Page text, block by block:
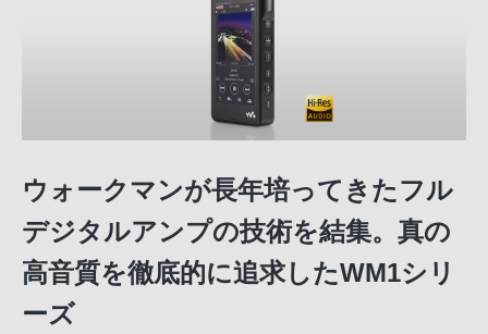
ウォークマンが長年培ってきたフル
デジタルアンプの技術を結集。真の
高音質を徹底的に追求したWM1シリ
ーズ